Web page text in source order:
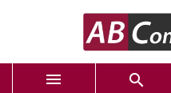
 